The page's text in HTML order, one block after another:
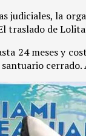
judiciales, la
traslado de
24 meses y